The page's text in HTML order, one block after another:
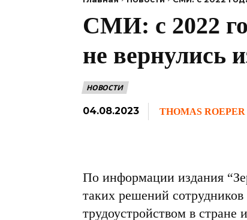
СМИ: с 2022
не вернулись
НОВОСТИ
04.08.2023 THOMAS ROEPER
По информации издания
таких решений
трудоустройством в стране